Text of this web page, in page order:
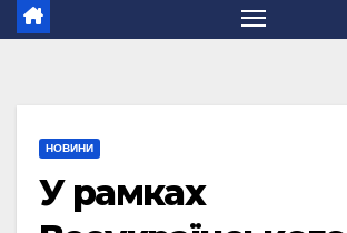
НОВИНИ
У рамках